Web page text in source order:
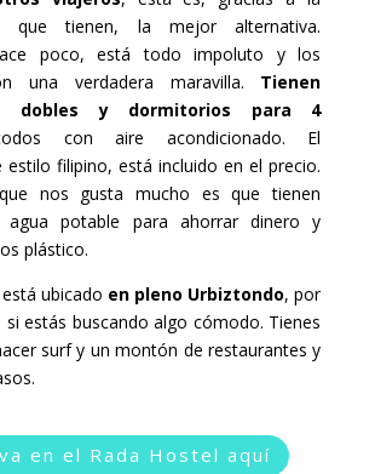
que tienen, la mejor alternativa.
poco, está todo impoluto y los
una verdadera maravilla. Tienen
dobles y dormitorios para 4
con aire acondicionado. El
estilo filipino, está incluido en el precio.
nos gusta mucho es que tienen
agua potable para ahorrar dinero y
plástico.
ubicado en pleno Urbiztondo, por
si estás buscando algo cómodo. Tienes
surf y un montón de restaurantes y
en el Rada Hostel aquí